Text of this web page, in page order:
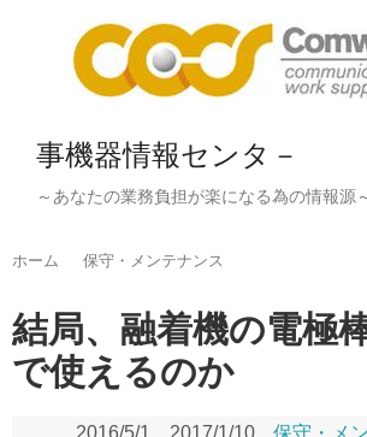
事機器情報センタ－
～あなたの業務負担が楽になる為の情報源
ホーム 保守・メンテナンス
結局、融着機の電極
で使えるのか
2016/5/1 2017/1/10 保守・メ